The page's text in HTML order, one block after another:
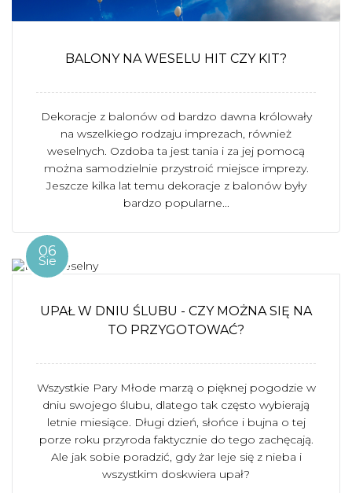
BALONY NA WESELU HIT CZY KIT?
Dekoracje z balonów od bardzo dawna królowały
na wszelkiego rodzaju imprezach, również
weselnych. Ozdoba ta jest tania i za jej pomocą
można samodzielnie przystroić miejsce imprezy.
Jeszcze kilka lat temu dekoracje z balonów były
bardzo popularne...
06
Sie
UPAŁ W DNIU ŚLUBU - CZY MOŻNA SIĘ NA
TO PRZYGOTOWAĆ?
Wszystkie Pary Młode marzą o pięknej pogodzie w
dniu swojego ślubu, dlatego tak często wybierają
letnie miesiące. Długi dzień, słońce i bujna o tej
porze roku przyroda faktycznie do tego zachęcają.
Ale jak sobie poradzić, gdy żar leje się z nieba i
wszystkim doskwiera upał?